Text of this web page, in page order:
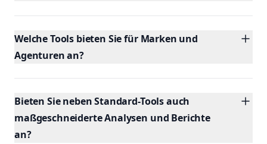
Welche Tools bieten Sie für Marken und
Agenturen an?
Bieten Sie neben Standard-Tools auch
maßgeschneiderte Analysen und Berichte
an?